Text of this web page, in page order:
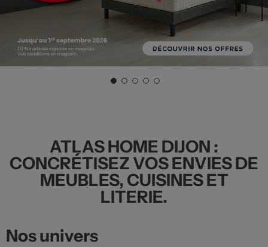
ATLAS HOME DIJON :
CONCRÉTISEZ VOS ENVIES DE
MEUBLES, CUISINES ET
LITERIE.
Nos univers